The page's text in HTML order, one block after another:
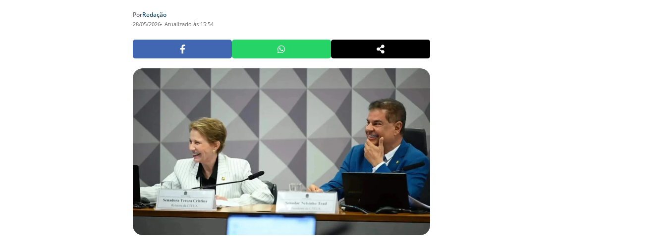
PorRedação
28/05/2026 Atualizado às 15:54